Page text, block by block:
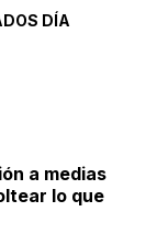
DÍA
a medias
lo que